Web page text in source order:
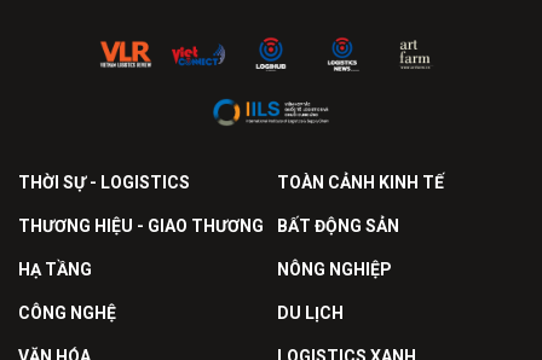
THỜI SỰ - LOGISTICS TOÀN CẢNH KINH TẾ
THƯƠNG HIỆU - GIAO THƯƠNG BẤT ĐỘNG SẢN
HẠ TẦNG NÔNG NGHIỆP
CÔNG NGHỆ DU LỊCH
VĂN HÓA LOGISTICS XANH